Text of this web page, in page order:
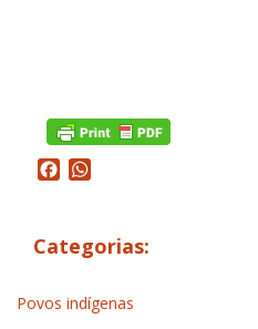
Facebook
Categorias:
Povos indígenas